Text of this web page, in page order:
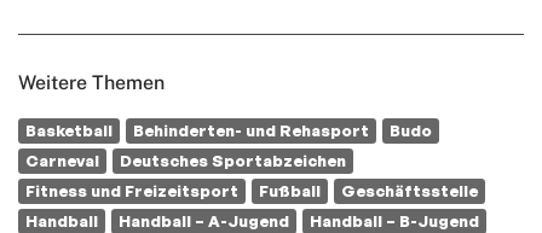
Weitere Themen
Basketball Behinderten- und Rehasport
Budo
Carneval
Deutsches Sportabzeichen
Fitness und Freizeitsport
Fußball
Geschäftsstelle
Handball
Handball – A-Jugend
Handball – B-Jugend